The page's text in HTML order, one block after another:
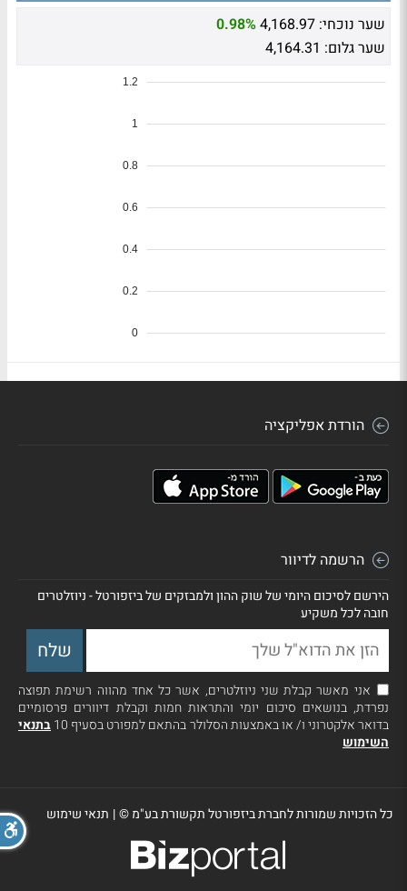
שער נוכחי: 4,168.97
0.98%
שער גלום: 4,164.31
הורדת אפליקציה
הרשמה לדיוור
הירשם לסיכום היומי של שוק ההון ולמבזקים של ביזפורטל - ניוזלטרים
חובה לכל משקיע
אני מאשר קבלת שני ניוזלטרים, אשר כל אחד מהווה רשימת תפוצה
נפרדת, בנושאים סיכום יומי והתראות חמות וקבלת דיוורים פרסומיים
בדואר אלקטרוני ו/ או באמצעות הסלולר בהתאם למפורט בסעיף 10
בתנאי
השימוש
כל הזכויות שמורות לחברת ביזפורטל תקשורת בע"מ ©| תנאי שימוש